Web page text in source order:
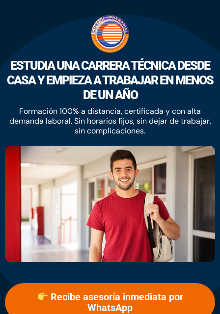
ESTUDIA UNA CARRERA TÉCNICA DESDE
CASA Y EMPIEZA A TRABAJAR EN MENOS
DE UN AÑO
Formación 100% a distancia, certificada y con alta
demanda laboral. Sin horarios fijos, sin dejar de trabajar,
sin complicaciones.
Recibe asesoría inmediata por
WhatsApp